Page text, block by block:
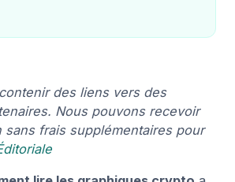
des liens vers des
Nous pouvons recevoir
sans frais supplémentaires pour